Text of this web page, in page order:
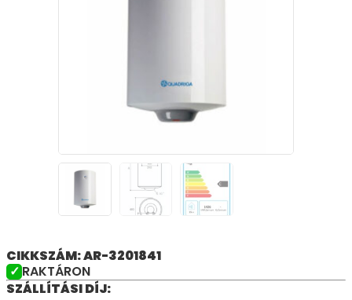
CIKKSZÁM: AR-3201841
RAKTÁRON
SZÁLLÍTÁSI DÍJ: